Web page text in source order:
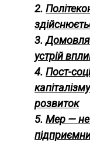
2.
3.
устрій
4.Пост-
розвиток
5.Мер — не